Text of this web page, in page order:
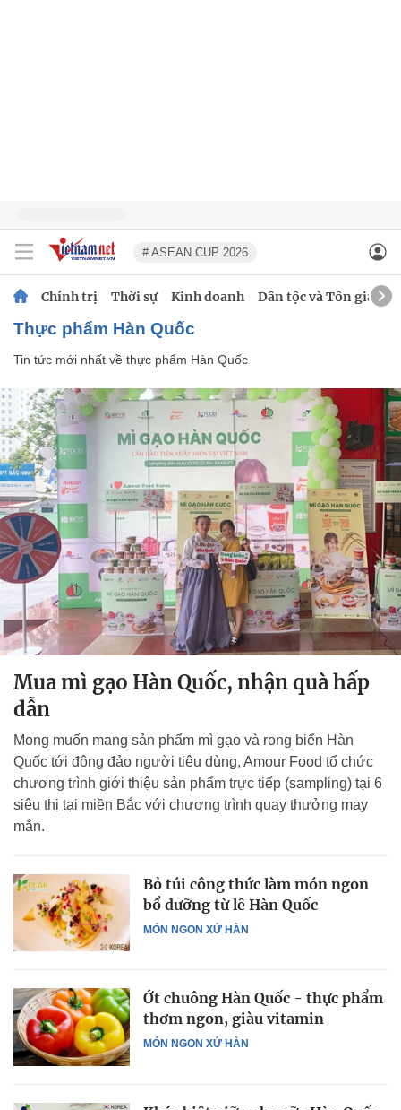
# ASEAN CUP 2026
Chính trị Thời sự Kinh doanh Dân tộc và Tôn giáo
thực phẩm Hàn Quốc
Tin tức mới nhất về thực phẩm Hàn Quốc
Mua mì gạo Hàn Quốc, nhận quà hấp
dẫn
Mong muốn mang sản phẩm mì gạo và rong biển Hàn
Quốc tới đông đảo người tiêu dùng, Amour Food tổ chức
chương trình giới thiệu sản phẩm trực tiếp (sampling) tại 6
siêu thị tại miền Bắc với chương trình quay thưởng may
mắn.
MÓN NGON XỨ HÀN
Bỏ túi công thức làm món ngon
bổ dưỡng từ lê Hàn Quốc
MÓN NGON XỨ HÀN
Ớt chuông Hàn Quốc - thực phẩm
thơm ngon, giàu vitamin